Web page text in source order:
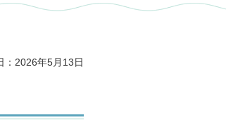
：2026年5月13日